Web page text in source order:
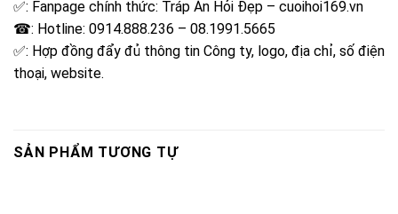
✅: Fanpage chính thức: Tráp Ăn Hỏi Đẹp – cuoihoi169.vn
☎: Hotline: 0914.888.236 – 08.1991.5665
✅: Hợp đồng đẩy đủ thông tin Công ty, logo, địa chỉ, số điện
thoại, website.
SẢN PHẨM TƯƠNG TỰ